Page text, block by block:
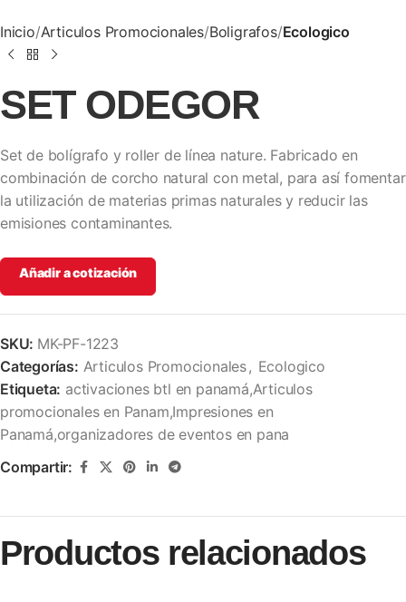
Inicio Articulos Promocionales Boligrafos Ecologico
SET ODEGOR
Set de bolígrafo y roller de línea nature. Fabricado en
combinación de corcho natural con metal, para así fomentar
la utilización de materias primas naturales y reducir las
emisiones contaminantes.
Añadir a cotización
SKU: MK-PF-1223
Categorías: Articulos Promocionales, Ecologico
Etiqueta: activaciones btl en panamá,Articulos
promocionales en Panam,Impresiones en
Panamá,organizadores de eventos en pana
Compartir:
Productos relacionados